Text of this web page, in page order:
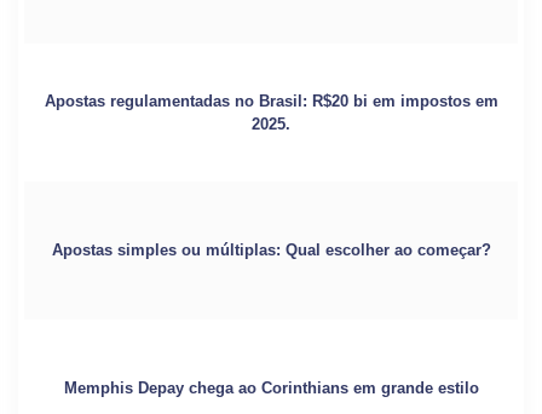
Apostas regulamentadas no Brasil: R$20 bi em impostos em
2025.
Apostas simples ou múltiplas: Qual escolher ao começar?
Memphis Depay chega ao Corinthians em grande estilo